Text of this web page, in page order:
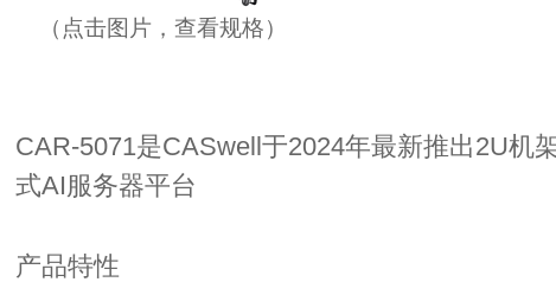
（点击图片，查看规格）
CAR-5071是CASwell于2024年最新推出2U机
式AI服务器平台
产品特性